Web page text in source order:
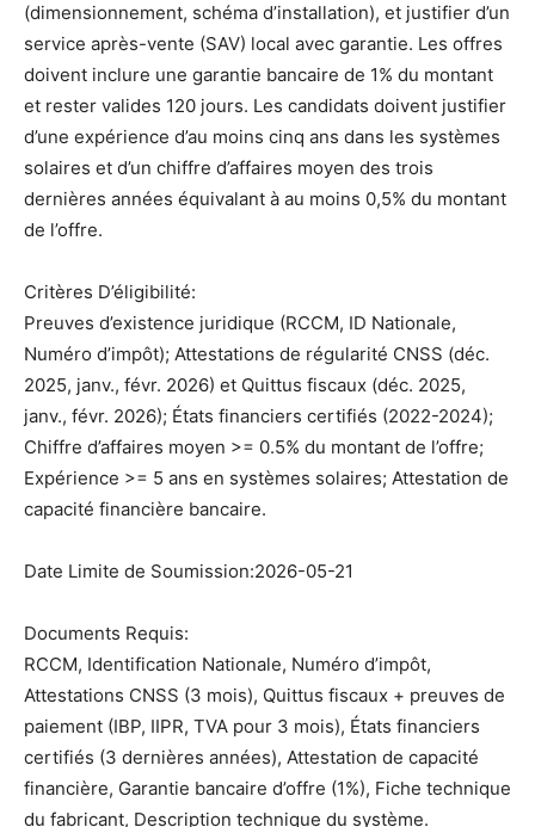
(dimensionnement, schéma d’installation), et justifier d’un
service après-vente (SAV) local avec garantie. Les offres
doivent inclure une garantie bancaire de 1% du montant
et rester valides 120 jours. Les candidats doivent justifier
d’une expérience d’au moins cinq ans dans les systèmes
solaires et d’un chiffre d’affaires moyen des trois
dernières années équivalant à au moins 0,5% du montant
de l’offre.
Critères D’éligibilité:
Preuves d’existence juridique (RCCM, ID Nationale,
Numéro d’impôt); Attestations de régularité CNSS (déc.
2025, janv., févr. 2026) et Quittus fiscaux (déc. 2025,
janv., févr. 2026); États financiers certifiés (2022-2024);
Chiffre d’affaires moyen >= 0.5% du montant de l’offre;
Expérience >= 5 ans en systèmes solaires; Attestation de
capacité financière bancaire.
Date Limite de Soumission:2026-05-21
Documents Requis:
RCCM, Identification Nationale, Numéro d’impôt,
Attestations CNSS (3 mois), Quittus fiscaux + preuves de
paiement (IBP, IIPR, TVA pour 3 mois), États financiers
certifiés (3 dernières années), Attestation de capacité
financière, Garantie bancaire d’offre (1%), Fiche technique
du fabricant, Description technique du système.